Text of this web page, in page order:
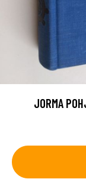
JORMA